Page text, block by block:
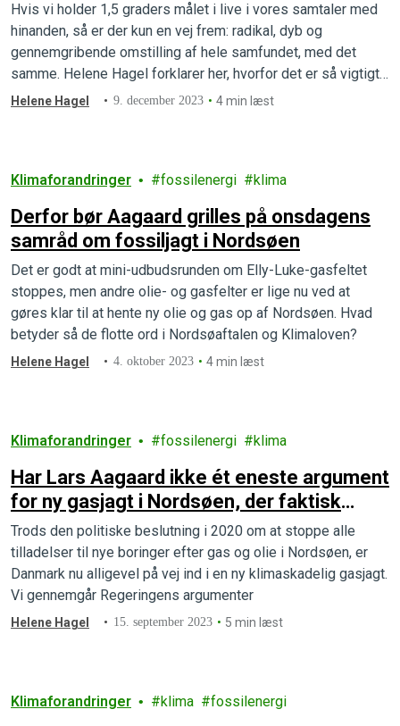
Hvis vi holder 1,5 graders målet i live i vores samtaler med
hinanden, så er der kun en vej frem: radikal, dyb og
gennemgribende omstilling af hele samfundet, med det
samme. Helene Hagel forklarer her, hvorfor det er så vigtigt
holde fast i de 1,5 grader.
Helene Hagel 9. december 2023 4 min læst
Klimaforandringer fossilenergi klima
Derfor bør Aagaard grilles på onsdagens
samråd om fossiljagt i Nordsøen
Det er godt at mini-udbudsrunden om Elly-Luke-gasfeltet
stoppes, men andre olie- og gasfelter er lige nu ved at
gøres klar til at hente ny olie og gas op af Nordsøen. Hvad
betyder så de flotte ord i Nordsøaftalen og Klimaloven?
Helene Hagel 4. oktober 2023 4 min læst
Klimaforandringer fossilenergi klima
Har Lars Aagaard ikke ét eneste argument
for ny gasjagt i Nordsøen, der faktisk
holder?
Trods den politiske beslutning i 2020 om at stoppe alle
tilladelser til nye boringer efter gas og olie i Nordsøen, er
Danmark nu alligevel på vej ind i en ny klimaskadelig gasjagt.
Vi gennemgår Regeringens argumenter
Helene Hagel 15. september 2023 5 min læst
Klimaforandringer klima fossilenergi